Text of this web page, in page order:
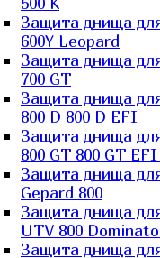
Защита днища
600Y Leopard
Защита днища
700 GT
Защита днища
800 D 800 D EFI
Защита днища
800 GT 800 GT
Защита днища
Gepard 800
Защита днища
UTV 800
Защита днища